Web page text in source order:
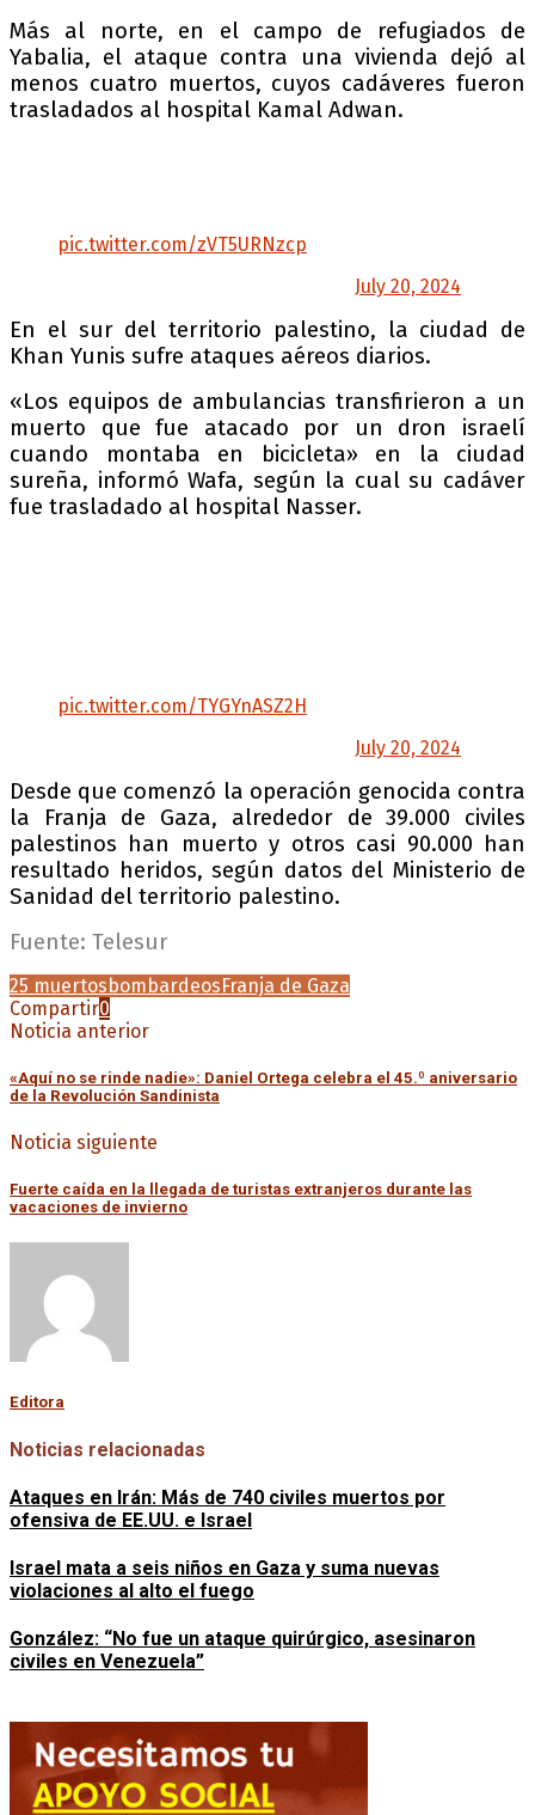
Más al norte, en el campo de refugiados de
Yabalia, el ataque contra una vivienda dejó al
menos cuatro muertos, cuyos cadáveres fueron
trasladados al hospital Kamal Adwan.
pic.twitter.com/zVT5URNzcp
July 20, 2024
En el sur del territorio palestino, la ciudad de
Khan Yunis sufre ataques aéreos diarios.
«Los equipos de ambulancias transfirieron a un
muerto que fue atacado por un dron israelí
cuando montaba en bicicleta» en la ciudad
sureña, informó Wafa, según la cual su cadáver
fue trasladado al hospital Nasser.
pic.twitter.com/TYGYnASZ2H
July 20, 2024
Desde que comenzó la operación genocida contra
la Franja de Gaza, alrededor de 39.000 civiles
palestinos han muerto y otros casi 90.000 han
resultado heridos, según datos del Ministerio de
Sanidad del territorio palestino.
Fuente: Telesur
25 muertosbombardeosFranja de Gaza
Compartir0
Noticia anterior
«Aquí no se rinde nadie»: Daniel Ortega celebra el 45.º aniversario
de la Revolución Sandinista
Noticia siguiente
Fuerte caída en la llegada de turistas extranjeros durante las
vacaciones de invierno
Editora
Noticias relacionadas
Ataques en Irán: Más de 740 civiles muertos por
ofensiva de EE.UU. e Israel
Israel mata a seis niños en Gaza y suma nuevas
violaciones al alto el fuego
González: “No fue un ataque quirúrgico, asesinaron
civiles en Venezuela”